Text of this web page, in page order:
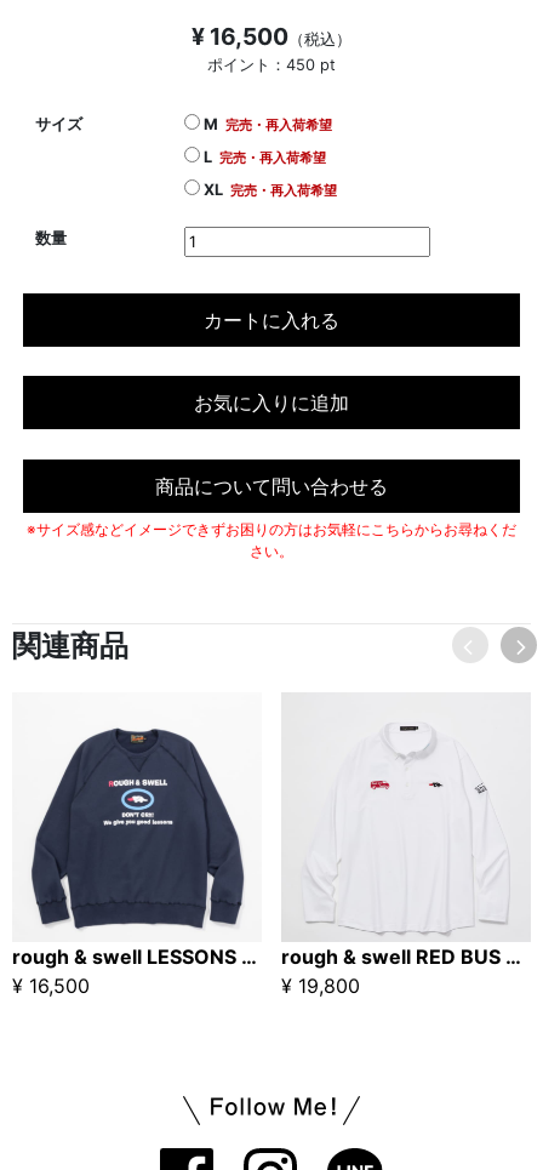
¥ 16,500 （税込）
ポイント：450 pt
サイズ M 完売・再入荷希望
L完売・再入荷希望
XL完売・再入荷希望
数量
カートに入れる
お気に入りに追加
商品について問い合わせる
※サイズ感などイメージできずお困りの方はお気軽にこちらからお尋ねくだ
さい。
関連商品
rough & swell LESSONS SWEAT ネイビー
¥ 16,500
rough & swell RED BUS TOUR POLO L.S. ホワイト / レッドバスツアーポロ
¥ 19,800